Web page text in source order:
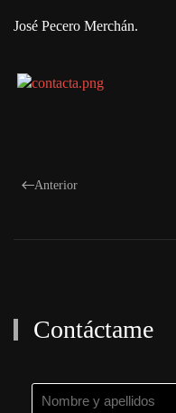
José Pecero Merchán.
Anterior
Contáctame